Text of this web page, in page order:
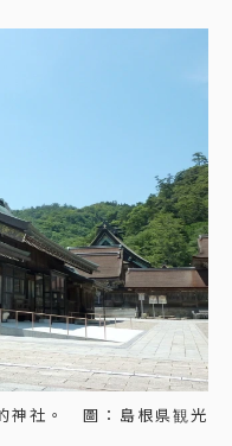
神社。 圖：島根県観光